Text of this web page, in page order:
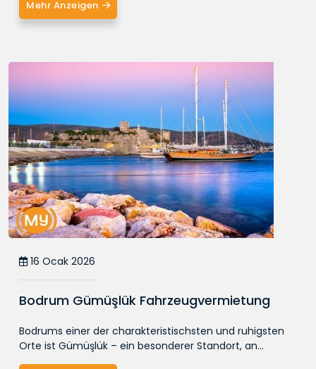
Mehr Anzeigen
16 Ocak 2026
Bodrum Gümüşlük Fahrzeugvermietung
Bodrums einer der charakteristischsten und ruhigsten
Orte ist Gümüşlük – ein besonderer Standort, an...